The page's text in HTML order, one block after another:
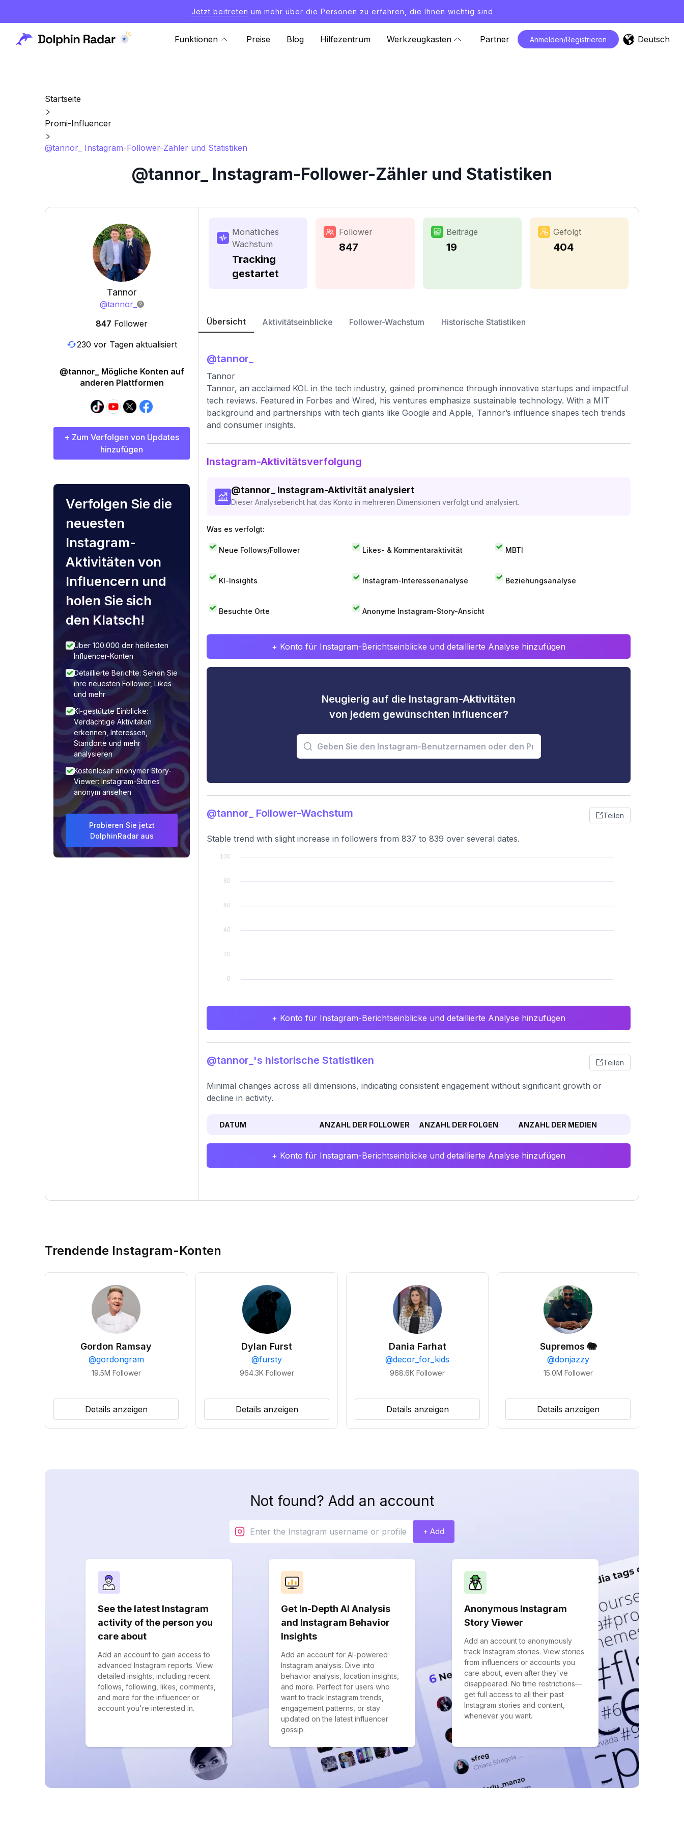
Jetzt beitreten um mehr über die Personen zu erfahren, die Ihnen wichtig sind
Funktionen Preise Blog Hilfezentrum Werkzeugkasten Partner Anmelden/Registrieren Deutsch
Startseite
Promi-Influencer
@tannor_ Instagram-Follower-Zähler und Statistiken
@tannor_ Instagram-Follower-Zähler und Statistiken
Tannor
@tannor_
847 Follower
230 vor Tagen aktualisiert
@tannor_ Mögliche Konten auf
anderen Plattformen
+ Zum Verfolgen von Updates
hinzufügen
Verfolgen Sie die
neuesten
Instagram-
Aktivitäten von
Influencern und
holen Sie sich
den Klatsch!
Über 100.000 der heißesten
Influencer-Konten
Detaillierte Berichte: Sehen Sie
ihre neuesten Follower, Likes
und mehr
KI-gestützte Einblicke:
Verdächtige Aktivitäten
erkennen, Interessen,
Standorte und mehr
analysieren
Kostenloser anonymer Story-
Viewer: Instagram-Stories
anonym ansehen
Probieren Sie jetzt
DolphinRadar aus
Monatliches
Wachstum
Tracking
gestartet
Follower
847
Beiträge
19
Gefolgt
404
Übersicht Aktivitätseinblicke Follower-Wachstum Historische Statistiken
@tannor_
Tannor
Tannor, an acclaimed KOL in the tech industry, gained prominence through innovative startups and impactful
tech reviews. Featured in Forbes and Wired, his ventures emphasize sustainable technology. With a MIT
background and partnerships with tech giants like Google and Apple, Tannor’s influence shapes tech trends
and consumer insights.
Instagram-Aktivitätsverfolgung
@tannor_ Instagram-Aktivität analysiert
Dieser Analysebericht hat das Konto in mehreren Dimensionen verfolgt und analysiert.
Was es verfolgt:
Neue Follows/Follower Likes- & Kommentaraktivität MBTI
KI-Insights Instagram-Interessenanalyse Beziehungsanalyse
Besuchte Orte Anonyme Instagram-Story-Ansicht
+ Konto für Instagram-Berichtseinblicke und detaillierte Analyse hinzufügen
Neugierig auf die Instagram-Aktivitäten
von jedem gewünschten Influencer?
@tannor_ Follower-Wachstum Teilen
Stable trend with slight increase in followers from 837 to 839 over several dates.
+ Konto für Instagram-Berichtseinblicke und detaillierte Analyse hinzufügen
@tannor_'s historische Statistiken Teilen
Minimal changes across all dimensions, indicating consistent engagement without significant growth or
decline in activity.
DATUM ANZAHL DER FOLLOWER ANZAHL DER FOLGEN ANZAHL DER MEDIEN
+ Konto für Instagram-Berichtseinblicke und detaillierte Analyse hinzufügen
Trendende Instagram-Konten
Gordon Ramsay
@gordongram
19.5M Follower
Details anzeigen
Dylan Furst
@fursty
964.3K Follower
Details anzeigen
Dania Farhat
@decor_for_kids
968.6K Follower
Details anzeigen
Supremos 🐘
@donjazzy
15.0M Follower
Details anzeigen
Not found? Add an account
+ Add
See the latest Instagram
activity of the person you
care about
Add an account to gain access to
advanced Instagram reports. View
detailed insights, including recent
follows, following, likes, comments,
and more for the influencer or
account you're interested in.
Get In-Depth AI Analysis
and Instagram Behavior
Insights
Add an account for AI-powered
Instagram analysis. Dive into
behavior analysis, location insights,
and more. Perfect for users who
want to track Instagram trends,
engagement patterns, or stay
updated on the latest influencer
gossip.
Anonymous Instagram
Story Viewer
Add an account to anonymously
track Instagram stories. View stories
from influencers or accounts you
care about, even after they've
disappeared. No time restrictions—
get full access to all their past
Instagram stories and content,
whenever you want.